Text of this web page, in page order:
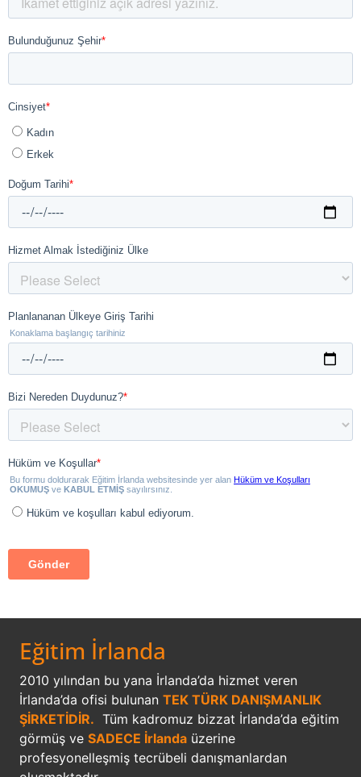
Eğitim İrlanda
2010 yılından bu yana İrlanda’da hizmet veren
İrlanda’da ofisi bulunan TEK TÜRK DANIŞMANLIK
ŞİRKETİDİR. Tüm kadromuz bizzat İrlanda’da eğitim
görmüş ve SADECE İrlanda üzerine
profesyonelleşmiş tecrübeli danışmanlardan